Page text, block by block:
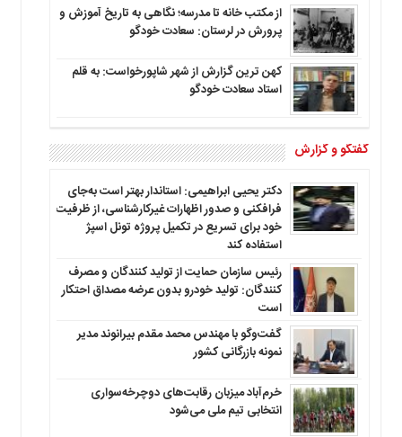
از مکتب خانه تا مدرسه؛ نگاهی به تاریخ آموزش و
پرورش در لرستان: سعادت خودگو
کهن ترین گزارش از شهر شاپورخواست: به قلم
استاد سعادت خودگو
گفتگو و گزارش
دکتر یحیی ابراهیمی: استاندار بهتر است به‌جای
فرافکنی و صدور اظهارات غیرکارشناسی، از ظرفیت
خود برای تسریع در تکمیل پروژه تونل اسپژ
استفاده کند
رئیس سازمان حمایت از تولید کنندگان و مصرف
کنندگان: تولید خودرو بدون عرضه مصداق احتکار
است
گفت‌وگو با مهندس محمد مقدم بیرانوند مدیر
نمونه بازرگانی کشور
خرم‌آباد میزبان رقابت‌های دوچرخه‌سواری
انتخابی تیم ملی می‌شود